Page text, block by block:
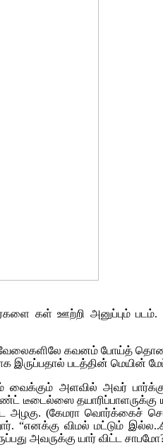
கள் ஊற்றி அனுப்பும்
கவனம் போய்த்
படத்தின் மெயின்
வைக்கும் அளவில் அவர்
தயாரிப்பாளருக்கு
அழகு. (கேமரா
“எனக்கு விமல் மட்டும்
அவருக்கு யார் விட்ட